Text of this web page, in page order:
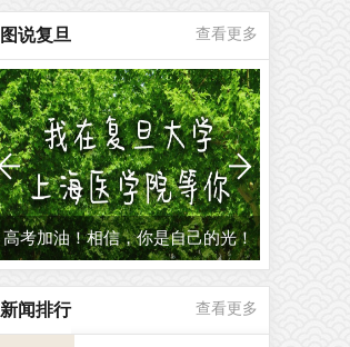
图说复旦 查看更多
高考加油！相信，你是自己的光！
新闻排行 查看更多